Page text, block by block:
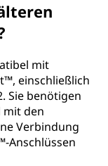
mit
einschließlich
Sie benötigen
mit den
Verbindung
Anschlüssen